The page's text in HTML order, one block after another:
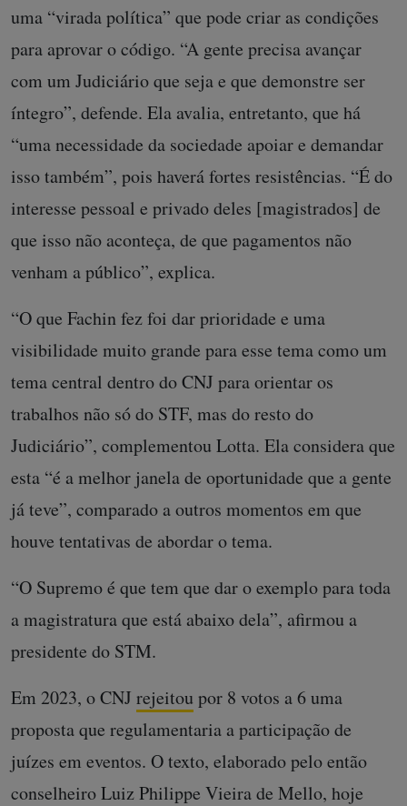
uma “virada política” que pode criar as condições
para aprovar o código. “A gente precisa avançar
com um Judiciário que seja e que demonstre ser
íntegro”, defende. Ela avalia, entretanto, que há
“uma necessidade da sociedade apoiar e demandar
isso também”, pois haverá fortes resistências. “É do
interesse pessoal e privado deles [magistrados] de
que isso não aconteça, de que pagamentos não
venham a público”, explica.
“O que Fachin fez foi dar prioridade e uma
visibilidade muito grande para esse tema como um
tema central dentro do CNJ para orientar os
trabalhos não só do STF, mas do resto do
Judiciário”, complementou Lotta. Ela considera que
esta “é a melhor janela de oportunidade que a gente
já teve”, comparado a outros momentos em que
houve tentativas de abordar o tema.
“O Supremo é que tem que dar o exemplo para toda
a magistratura que está abaixo dela”, afirmou a
presidente do STM.
Em 2023, o CNJ rejeitou por 8 votos a 6 uma
proposta que regulamentaria a participação de
juízes em eventos. O texto, elaborado pelo então
conselheiro Luiz Philippe Vieira de Mello, hoje